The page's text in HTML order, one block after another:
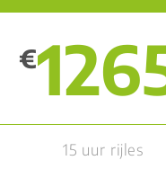
€
15 uur rijles